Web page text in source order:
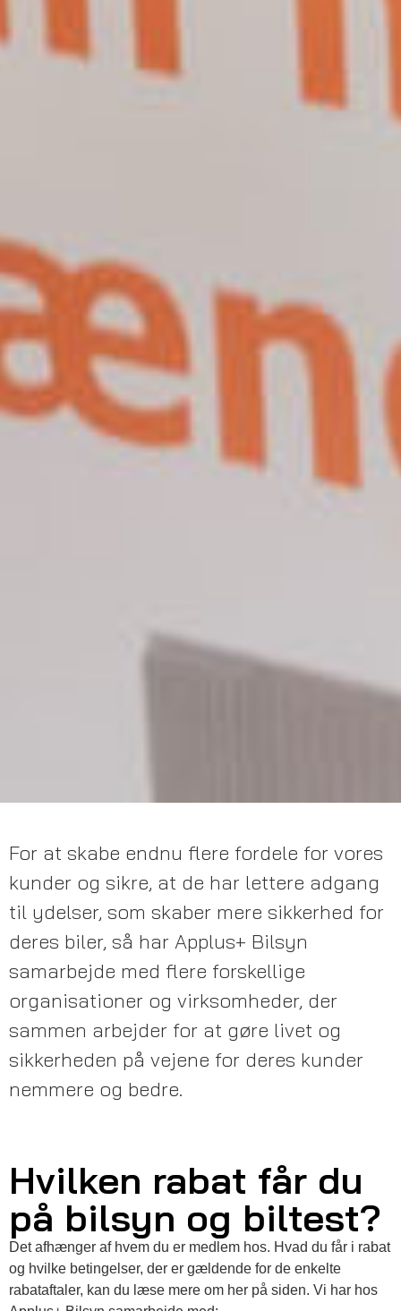
For at skabe endnu flere fordele for vores
kunder og sikre, at de har lettere adgang
til ydelser, som skaber mere sikkerhed for
deres biler, så har Applus+ Bilsyn
samarbejde med flere forskellige
organisationer og virksomheder, der
sammen arbejder for at gøre livet og
sikkerheden på vejene for deres kunder
nemmere og bedre.
Hvilken rabat får du
på bilsyn og biltest?
Det afhænger af hvem du er medlem hos. Hvad du får i rabat
og hvilke betingelser, der er gældende for de enkelte
rabataftaler, kan du læse mere om her på siden. Vi har hos